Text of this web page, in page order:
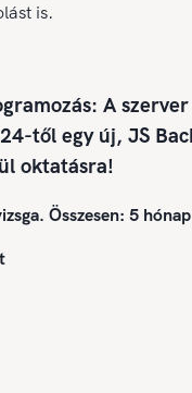
is.
A
től egy új, JS
oktatásra!
Összesen: 5